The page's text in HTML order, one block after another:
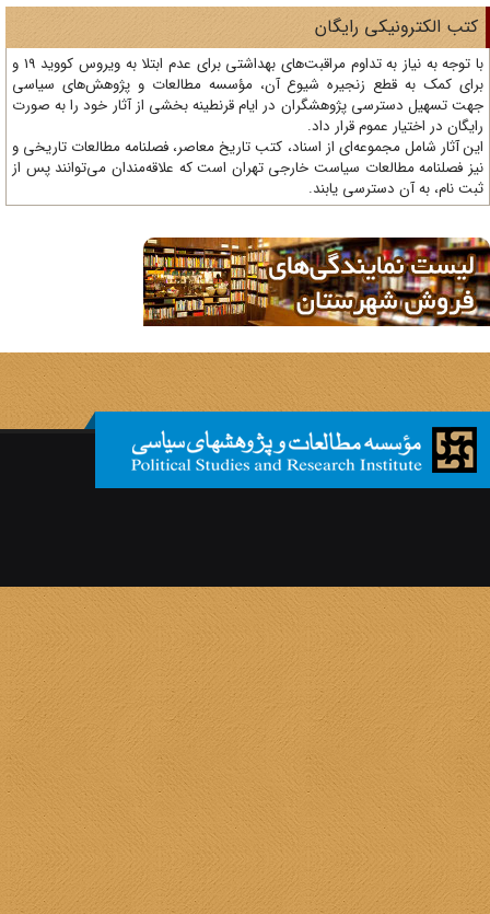
الکترونیکی رایگان
با توجه به نیاز به تداوم مراقبت‌های بهداشتی برای عدم ابتلا به ویروس کووید 19 و
کمک به قطع زنجیره شیوع آن، مؤسسه مطالعات و پژوهش‌های سیاسی
تسهیل دسترسی پژوهشگران در ایام قرنطینه بخشی از آثار خود را به صورت
در اختیار عموم قرار داد.
آثار شامل مجموعه‌ای از اسناد، کتب تاریخ معاصر، فصلنامه‌ مطالعات تاریخی و
فصلنامه مطالعات سیاست خارجی تهران است که علاقه‌مندان می‌توانند پس از
نام، به آن دسترسی یابند.